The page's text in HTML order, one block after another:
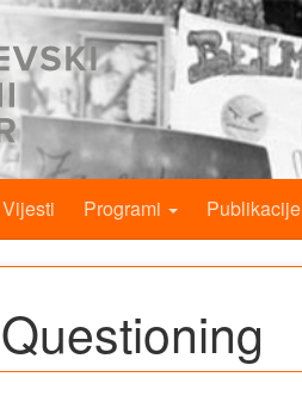
Vijesti Programi Publikacije